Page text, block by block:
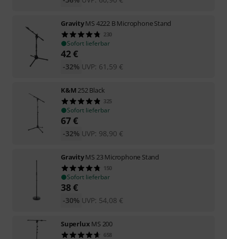
GravityMS 4222 B Microphone Stand
230
Sofort lieferbar
42€
UVP: 61,59 €
-32%
K&M 252 Black
325
Sofort lieferbar
67€
UVP: 98,90 €
-32%
GravityMS 23 Microphone Stand
150
Sofort lieferbar
38€
UVP: 54,08 €
-30%
Superlux MS 200
658